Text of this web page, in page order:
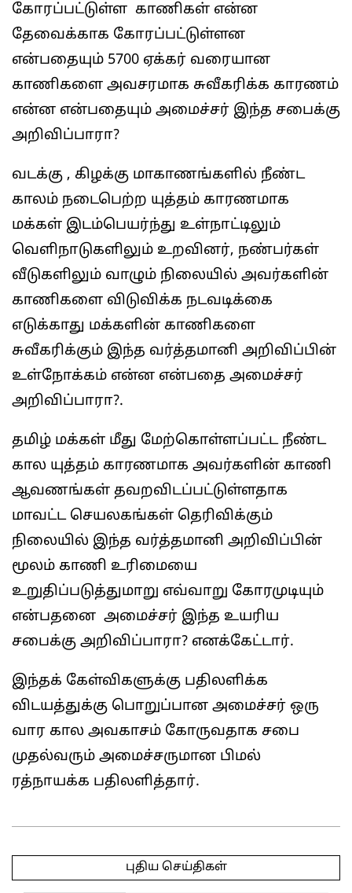
கோரப்பட்டுள்ள காணிகள் என்ன
தேவைக்காக கோரப்பட்டுள்ளன
என்பதையும் 5700 ஏக்கர் வரையான
காணிகளை அவசரமாக சுவீகரிக்க காரணம்
என்ன என்பதையும் அமைச்சர் இந்த சபைக்கு
அறிவிப்பாரா?
வடக்கு , கிழக்கு மாகாணங்களில் நீண்ட
காலம் நடைபெற்ற யுத்தம் காரணமாக
மக்கள் இடம்பெயர்ந்து உள்நாட்டிலும்
வெளிநாடுகளிலும் உறவினர், நண்பர்கள்
வீடுகளிலும் வாழும் நிலையில் அவர்களின்
காணிகளை விடுவிக்க நடவடிக்கை
எடுக்காது மக்களின் காணிகளை
சுவீகரிக்கும் இந்த வர்த்தமானி அறிவிப்பின்
உள்நோக்கம் என்ன என்பதை அமைச்சர்
அறிவிப்பாரா?.
தமிழ் மக்கள் மீது மேற்கொள்ளப்பட்ட நீண்ட
கால யுத்தம் காரணமாக அவர்களின் காணி
ஆவணங்கள் தவறவிடப்பட்டுள்ளதாக
மாவட்ட செயலகங்கள் தெரிவிக்கும்
நிலையில் இந்த வர்த்தமானி அறிவிப்பின்
மூலம் காணி உரிமையை
உறுதிப்படுத்துமாறு எவ்வாறு கோரமுடியும்
என்பதனை அமைச்சர் இந்த உயரிய
சபைக்கு அறிவிப்பாரா? எனக்கேட்டார்.
இந்தக் கேள்விகளுக்கு பதிலளிக்க
விடயத்துக்கு பொறுப்பான அமைச்சர் ஒரு
வார கால அவகாசம் கோருவதாக சபை
முதல்வரும் அமைச்சருமான பிமல்
ரத்நாயக்க பதிலளித்தார்.
05-
புதிய செய்திகள்